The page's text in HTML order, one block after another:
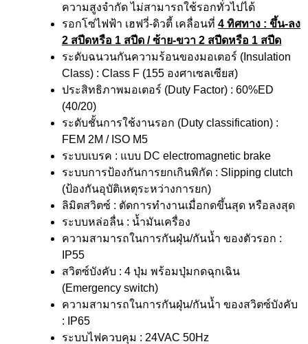
ความสูงจำกัด ไม่สามารถใช้รอกทั่วไปได้
รอกโซ่ไฟฟ้า เฮฟวี่-ดิวตี้ เคลื่อนที่ 4 ทิศทาง : ขึ้น-ลง
2 สปีดหรือ 1 สปีด / ซ้าย-ขวา 2 สปีดหรือ 1 สปีด
ระดับฉนวนกันความร้อนของมอเตอร์ (Insulation
Class) : Class F (155 องศาเซลเซียส)
ประสิทธิภาพมอเตอร์ (Duty Factor) : 60%ED
(40/20)
ระดับชั้นการใช้งานรอก (Duty classification) :
FEM 2M / ISO M5
ระบบเบรค : แบบ DC electromagnetic brake
ระบบการป้องกันการยกเกินพิกัด : Slipping clutch
(ป้องกันอุบัติเหตุระหว่างการยก)
ลิมิตสวิตซ์ : ตัดการทำงานเมื่อกดขึ้นสุด หรือลงสุด
ระบบหล่อลื่น : น้ำมันเครื่อง
ความสามารถในการกันฝุ่น/กันน้ำ ของตัวรอก :
IP55
สวิตซ์บังคับ : 4 ปุ่ม พร้อมปุ่มกดฉุกเฉิน
(Emergency switch)
ความสามารถในการกันฝุ่น/กันน้ำ ของสวิตซ์บังคับ
: IP65
ระบบไฟควบคุม : 24VAC 50Hz